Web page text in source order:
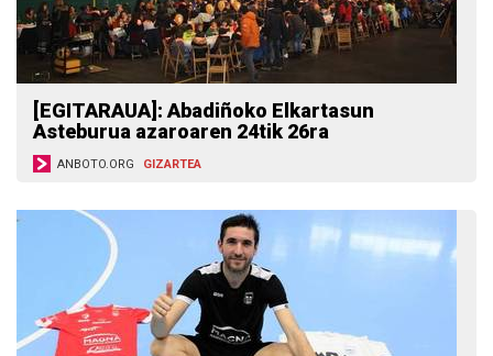
[EGITARAUA]: Abadiñoko Elkartasun
Asteburua azaroaren 24tik 26ra
ANBOTO.ORG GIZARTEA